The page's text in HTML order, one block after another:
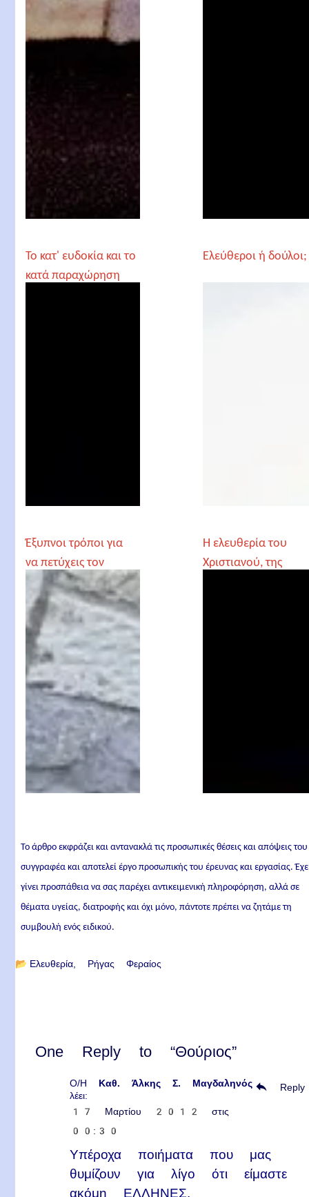
Πορφύριος
Το κατ' ευδοκία και το
κατά παραχώρηση
Ελεύθεροι ή δούλοι;
Έξυπνοι τρόποι για
να πετύχεις τον
στόχο σου
Η ελευθερία του
Χριστιανού, της
Το άρθρο εκφράζει και αντανακλά τις προσωπικές θέσεις και απόψεις του
συγγραφέα και αποτελεί έργο προσωπικής του έρευνας και εργασίας.
γίνει προσπάθεια να σας παρέχει αντικειμενική πληροφόρηση, αλλά σε
θέματα υγείας, διατροφής και όχι μόνο, πάντοτε πρέπει να ζητάμε τη
συμβουλή ενός ειδικού.
📂 Ελευθερία Ρήγας Φεραίος
One Reply to “Θούριος”
Ο/Η Καθ. Άλκης Σ. Μαγδαληνός
λέει:
17 Μαρτίου 2012 στις
00:30
Υπέροχα ποιήματα που μας
θυμίζουν για λίγο ότι είμαστε
ακόμη ΕΛΛΗΝΕΣ.
Reply